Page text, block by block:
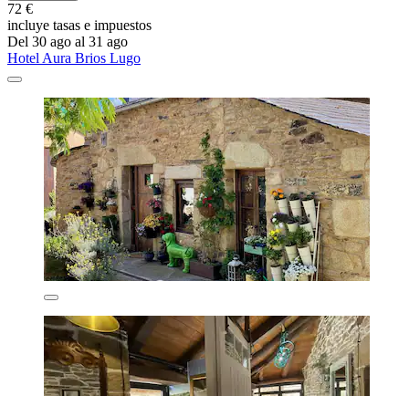
72 €
incluye tasas e impuestos
Del 30 ago al 31 ago
Hotel Aura Brios Lugo